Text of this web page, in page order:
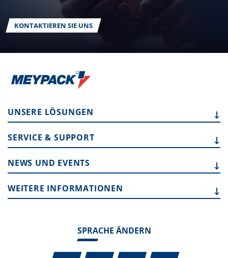
KONTAKTIEREN SIE UNS
SPRACHE ÄNDERN
UNSERE LÖSUNGEN
SERVICE & SUPPORT
NEWS UND EVENTS
WEITERE INFORMATIONEN